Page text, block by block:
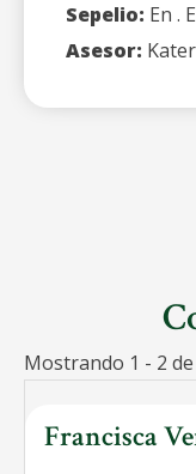
Sepelio: En .
Asesor:
Mostrando 1 - 2 de
Francisca